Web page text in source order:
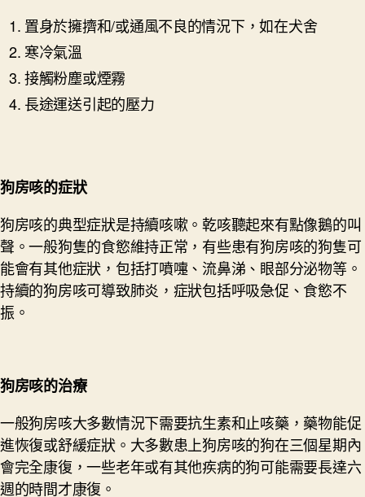
置身於擁擠和/或通風不良的情況下，如在犬舍
寒冷氣溫
接觸粉塵或煙霧
長途運送引起的壓力
狗房咳的症狀
狗房咳的典型症狀是持續咳嗽。乾咳聽起來有點像鵝的叫
聲。一般狗隻的食慾維持正常，有些患有狗房咳的狗隻可
能會有其他症狀，包括打噴嚏、流鼻涕、眼部分泌物等。
持續的狗房咳可導致肺炎，症狀包括呼吸急促、食慾不
振。
狗房咳的治療
一般狗房咳大多數情況下需要抗生素和止咳藥，藥物能促
進恢復或舒緩症狀。大多數患上狗房咳的狗在三個星期內
會完全康復，一些老年或有其他疾病的狗可能需要長達六
週的時間才康復。